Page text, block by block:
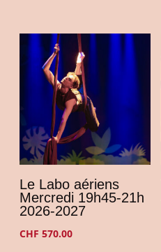
Le Labo aériens
Mercredi 19h45-21h
2026-2027
CHF 570.00